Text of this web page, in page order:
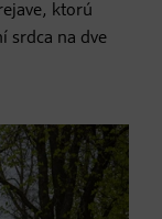
ktorú
srdca na dve